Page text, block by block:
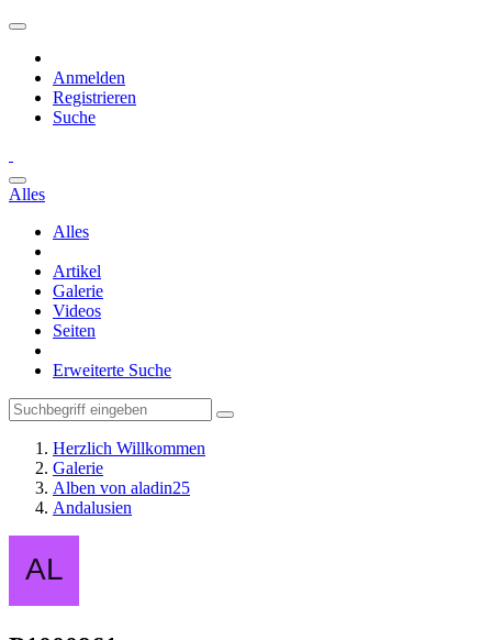
Anmelden
Registrieren
Suche
Alles
Alles
Artikel
Galerie
Videos
Seiten
Erweiterte Suche
Herzlich Willkommen
Galerie
Alben von aladin25
Andalusien